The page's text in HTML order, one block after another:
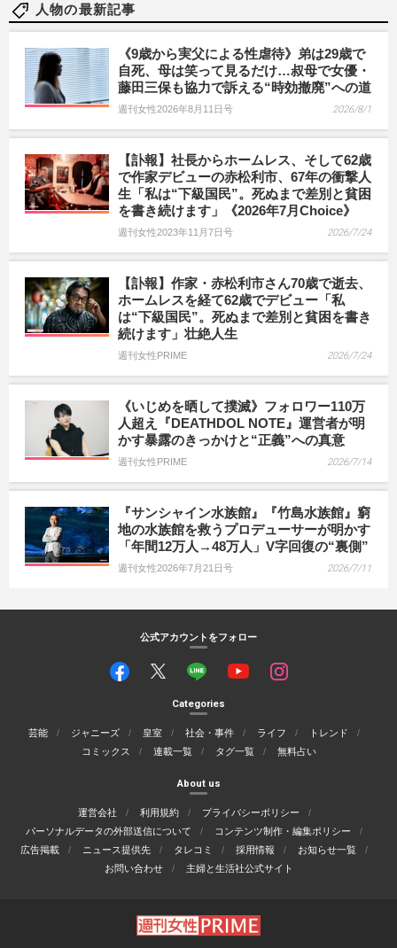
人物の最新記事
《9歳から実父による性虐待》弟は29歳で
自死、母は笑って見るだけ…叔母で女優・
藤田三保も協力で訴える“時効撤廃”への道
週刊女性2026年8月11日号 2026/8/1
【訃報】社長からホームレス、そして62歳
で作家デビューの赤松利市、67年の衝撃人
生「私は“下級国民”。死ぬまで差別と貧困
を書き続けます」《2026年7月Choice》
週刊女性2023年11月7日号 2026/7/24
【訃報】作家・赤松利市さん70歳で逝去、
ホームレスを経て62歳でデビュー「私
は“下級国民”。死ぬまで差別と貧困を書き
続けます」壮絶人生
週刊女性PRIME 2026/7/24
《いじめを晒して撲滅》フォロワー110万
人超え『DEATHDOL NOTE』運営者が明
かす暴露のきっかけと“正義”への真意
週刊女性PRIME 2026/7/14
『サンシャイン水族館』『竹島水族館』窮
地の水族館を救うプロデューサーが明かす
「年間12万人→48万人」V字回復の“裏側”
週刊女性2026年7月21日号 2026/7/11
公式アカウントをフォロー
Categories
芸能 ジャニーズ 皇室 社会・事件 ライフ
トレンド
コミックス
連載一覧 タグ一覧 無料占い
About us
運営会社 利用規約
プライバシーポリシー
パーソナルデータの外部送信について
コンテンツ制作・編集ポリシー
広告掲載
ニュース提供先 タレコミ 採用情報
お知らせ一覧
お問い合わせ
主婦と生活社公式サイト